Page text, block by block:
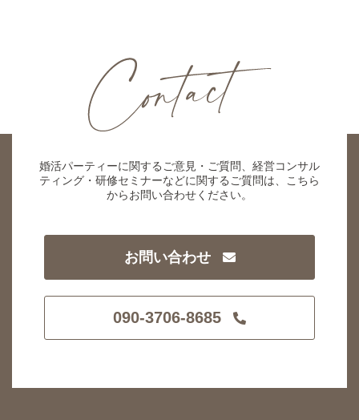
婚活パーティーに関するご意見・ご質問、経営コンサル
ティング・研修セミナーなどに関するご質問は、こちら
からお問い合わせください。
お問い合わせ
090-3706-8685